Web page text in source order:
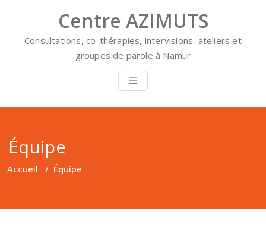
content
Centre AZIMUTS
Consultations, co-thérapies, intervisions, ateliers et
groupes de parole à Namur
Équipe
Accueil / Équipe